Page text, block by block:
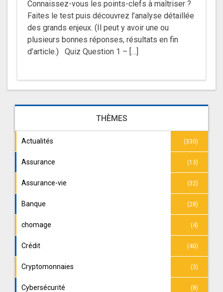
Connaissez-vous les points-clefs à maîtriser ?
Faites le test puis découvrez l’analyse détaillée
des grands enjeux. (Il peut y avoir une ou
plusieurs bonnes réponses, résultats en fin
d’article.) Quiz Question 1 – […]
THÈMES
Actualités (330)
Assurance (13)
Assurance-vie (32)
Banque (28)
chomage (4)
Crédit (40)
Cryptomonnaies (3)
Cybersécurité (8)